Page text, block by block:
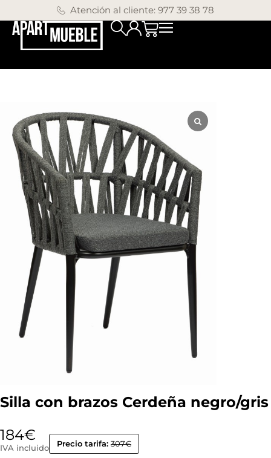
Atención al cliente: 977 39 38 78
Silla con brazos Cerdeña negro/gris
184€
IVA incluido Precio tarifa: 307€